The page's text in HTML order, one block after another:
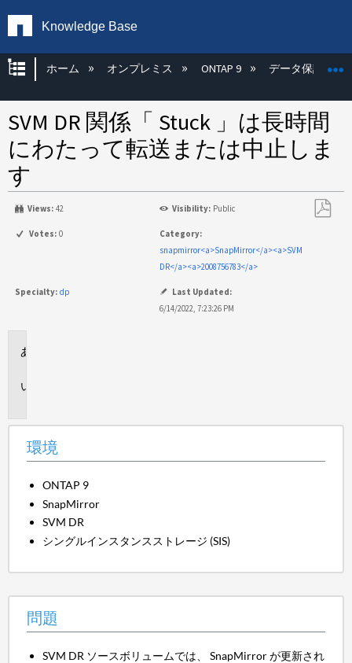
Knowledge Base
グローバル階層を展開/折りたたむ
ホーム オンプレミス ONTAP 9 データ保護
SVM DR 関係「 Stuck 」は長時間
にわたって転送または中止しま
す
Views: 42 Visibility: Public
Votes: 0
Category:
snapmirror<a>SnapMirror</a><a>SVM
DR</a><a>2008756783</a>
Specialty: dp
Last Updated:
6/14/2022, 7:23:26 PM
環境
ONTAP 9
SnapMirror
SVM DR
シングルインスタンスストレージ (SIS)
問題
SVM DR ソースボリュームでは、 SnapMirror が更新され